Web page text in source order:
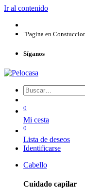
Ir al contenido
"Pagina en
Síganos
0
Mi cesta
0
Lista de deseos
Identificarse
Cabello
Cuidado capilar